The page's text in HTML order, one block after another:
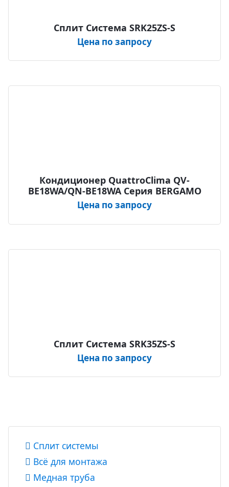
Сплит Система SRK25ZS-S
Цена по запросу
Кондиционер QuattroClima QV-
BE18WA/QN-BE18WA Серия BERGAMO
Цена по запросу
Сплит Система SRK35ZS-S
Цена по запросу
Сплит системы
Всё для монтажа
Медная труба